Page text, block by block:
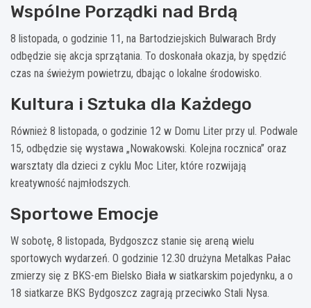
Wspólne Porządki nad Brdą
8 listopada, o godzinie 11, na Bartodziejskich Bulwarach Brdy
odbędzie się akcja sprzątania. To doskonała okazja, by spędzić
czas na świeżym powietrzu, dbając o lokalne środowisko.
Kultura i Sztuka dla Każdego
Również 8 listopada, o godzinie 12 w Domu Liter przy ul. Podwale
15, odbędzie się wystawa „Nowakowski. Kolejna rocznica” oraz
warsztaty dla dzieci z cyklu Moc Liter, które rozwijają
kreatywność najmłodszych.
Sportowe Emocje
W sobotę, 8 listopada, Bydgoszcz stanie się areną wielu
sportowych wydarzeń. O godzinie 12.30 drużyna Metalkas Pałac
zmierzy się z BKS-em Bielsko Biała w siatkarskim pojedynku, a o
18 siatkarze BKS Bydgoszcz zagrają przeciwko Stali Nysa.